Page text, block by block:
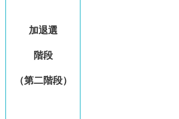
加退選
階段
（第二階段）